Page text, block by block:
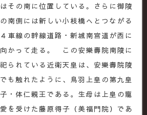
はその南に位置している。さらに御陵
の南側には新しい小枝橋へとつながる
４車線の幹線道路・新城南宮道が西に
向かって走る。 この安樂壽院南陵に
祀られている近衛天皇は、安樂壽院陵
でも触れたように、鳥羽上皇の第九皇
子・体仁親王である。生母は上皇の寵
愛を受けた藤原得子（美福門院）であ